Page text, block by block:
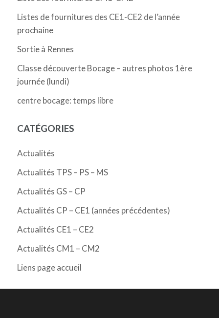
Listes de fournitures des CE1-CE2 de l’année
prochaine
Sortie à Rennes
Classe découverte Bocage – autres photos 1ère
journée (lundi)
centre bocage: temps libre
CATÉGORIES
Actualités
Actualités TPS – PS – MS
Actualités GS – CP
Actualités CP – CE1 (années précédentes)
Actualités CE1 – CE2
Actualités CM1 – CM2
Liens page accueil